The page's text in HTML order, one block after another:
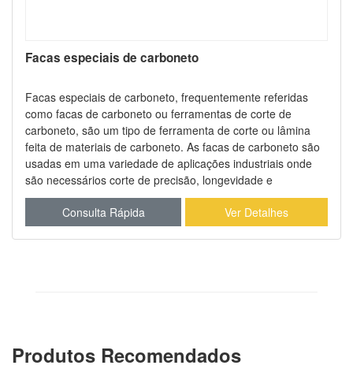
Facas especiais de carboneto
Facas especiais de carboneto, frequentemente referidas
como facas de carboneto ou ferramentas de corte de
carboneto, são um tipo de ferramenta de corte ou lâmina
feita de materiais de carboneto. As facas de carboneto são
usadas em uma variedade de aplicações industriais onde
são necessários corte de precisão, longevidade e
resistência ao desgaste e ao calor. As facas especiais de
carboneto são aceitas com seu LOGO e adesivo.
Consulta Rápida Ver Detalhes
Produtos Recomendados